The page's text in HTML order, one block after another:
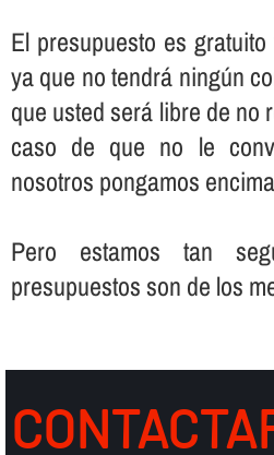
El presupuesto es
ya que no tendrá ningún
que usted será libre de no
caso de que no le
nosotros pongamos
Pero estamos tan
presupuestos son de los